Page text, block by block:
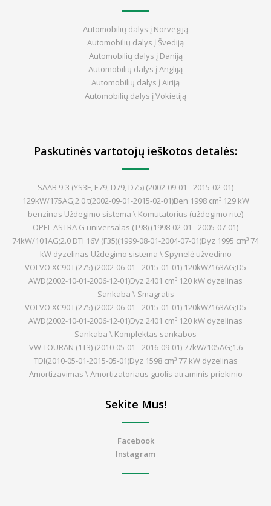
Automobilių dalys į Norvegiją
Automobilių dalys į Švediją
Automobilių dalys į Daniją
Automobilių dalys į Angliją
Automobilių dalys į Airiją
Automobilių dalys į Vokietiją
Paskutinės vartotojų ieškotos detalės:
SAAB 9-3 (YS3F, E79, D79, D75) (2002-09-01 - 2015-02-01)
129kW/175AG;2.0 t(2002-09-01-2015-02-01)Ben 1998 cm³ 129 kW
benzinas Uždegimo sistema \ Komutatorius (uždegimo rite)
OPEL ASTRA G universalas (T98) (1998-02-01 - 2005-07-01)
74kW/101AG;2.0 DTI 16V (F35)(1999-08-01-2004-07-01)Dyz 1995 cm³ 74
kW dyzelinas Uždegimo sistema \ Spynelė užvedimo
VOLVO XC90 I (275) (2002-06-01 - 2015-01-01) 120kW/163AG;D5
AWD(2002-10-01-2006-12-01)Dyz 2401 cm³ 120 kW dyzelinas
Sankaba \ Smagratis
VOLVO XC90 I (275) (2002-06-01 - 2015-01-01) 120kW/163AG;D5
AWD(2002-10-01-2006-12-01)Dyz 2401 cm³ 120 kW dyzelinas
Sankaba \ Komplektas sankabos
VW TOURAN (1T3) (2010-05-01 - 2016-09-01) 77kW/105AG;1.6
TDI(2010-05-01-2015-05-01)Dyz 1598 cm³ 77 kW dyzelinas
Amortizavimas \ Amortizatoriaus guolis atraminis priekinio
Sekite Mus!
Facebook
Instagram